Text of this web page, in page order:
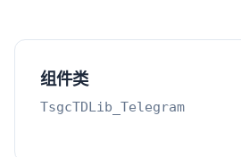
组件类
TsgcTDLib_Telegram